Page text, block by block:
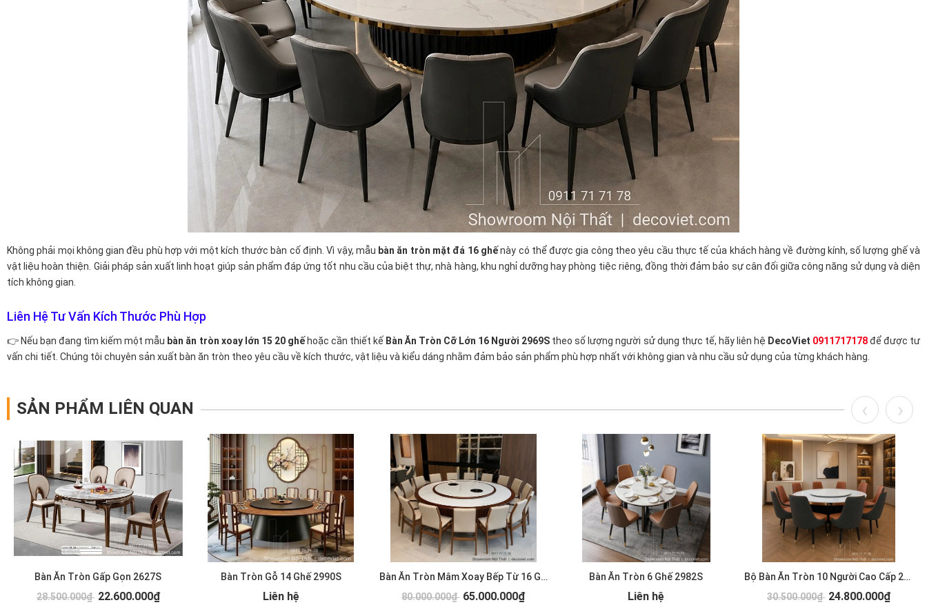
Không phải mọi không gian đều phù hợp với một kích thước bàn cố định. Vì vậy, mẫu bàn ăn tròn mặt đá 16 ghếnày có thể được gia công theo yêu cầu thực tế của khách hàng về đường kính, số lượng ghế và
vật liệu hoàn thiện. Giải pháp sản xuất linh hoạt giúp sản phẩm đáp ứng tốt nhu cầu của biệt thự, nhà hàng, khu nghỉ dưỡng hay phòng tiệc riêng, đồng thời đảm bảo sự cân đối giữa công năng sử dụng và diện
tích không gian.
Liên Hệ Tư Vấn Kích Thước Phù Hợp
👉 Nếu bạn đang tìm kiếm một mẫu bàn ăn tròn xoay lớn 15 20 ghếhoặc cần thiết kế Bàn Ăn Tròn Cỡ Lớn 16 Người 2969S theo số lượng người sử dụng thực tế, hãy liên hệ DecoViet 0911717178để được tư
vấn chi tiết. Chúng tôi chuyên sản xuất bàn ăn tròn theo yêu cầu về kích thước, vật liệu và kiểu dáng nhằm đảm bảo sản phẩm phù hợp nhất với không gian và nhu cầu sử dụng của từng khách hàng.
SẢN PHẨM LIÊN QUAN
Bàn Ăn Tròn Gấp Gọn 2627S
28.500.000₫ 22.600.000₫
Bàn Tròn Gỗ 14 Ghế 2990S
Liên hệ
Bàn Ăn Tròn Mâm Xoay Bếp Từ 16 Ghế 2989S
80.000.000₫ 65.000.000₫
Bàn Ăn Tròn 6 Ghế 2982S
Liên hệ
Bộ Bàn Ăn Tròn 10 Người Cao Cấp 2977S
30.500.000₫ 24.800.000₫